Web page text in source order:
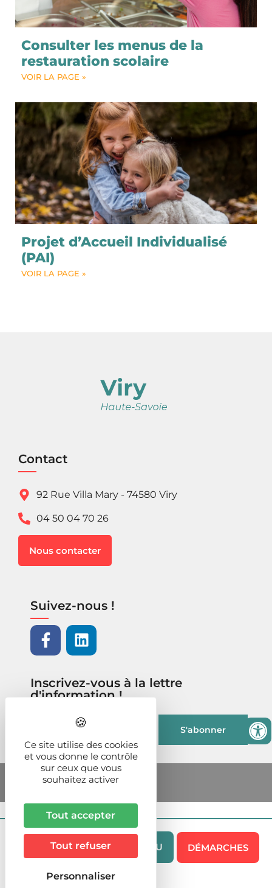
MENU DÉMARCHES
Consulter les menus de la
restauration scolaire
VOIR LA PAGE »
Projet d’Accueil Individualisé
(PAI)
VOIR LA PAGE »
Contact
92 Rue Villa Mary - 74580 Viry
04 50 04 70 26
Nous contacter
Suivez-nous !
Inscrivez-vous à la lettre
d'information !
Ce site utilise des cookies
et vous donne le contrôle
sur ceux que vous
souhaitez activer
Tout accepter
Tout refuser
Personnaliser